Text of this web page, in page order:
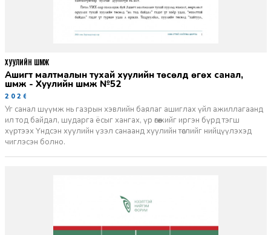
Ашигт малтмалын тухай хуулийн төсөлд өгөх санал,
шүүмж - Хуулийн шүүмж №52
2026-06-29
Уг санал шүүмж нь газрын хэвлийн баялаг ашиглах үйл ажиллагаанд
ил тод байдал, шударга ёсыг хангах, үр өгөөжийг иргэн бүрд тэгш
хүртээх Үндсэн хуулийн үзэл санаанд хуулийн төслийг нийцүүлэхэд
чиглэсэн болно.
ХУУЛИЙН ШҮҮМЖ